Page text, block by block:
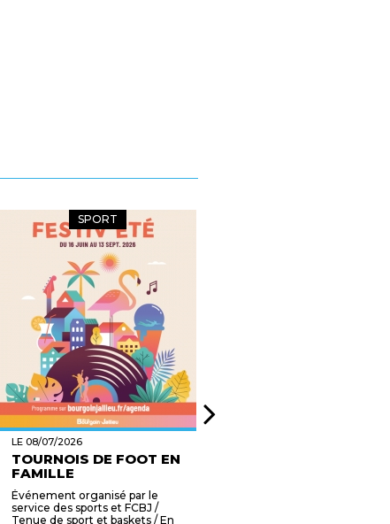
SPORT
LE 08/07/2026
TOURNOIS DE FOOT EN
FAMILLE
Événement organisé par le
service des sports et FCBJ /
Tenue de sport et baskets / En